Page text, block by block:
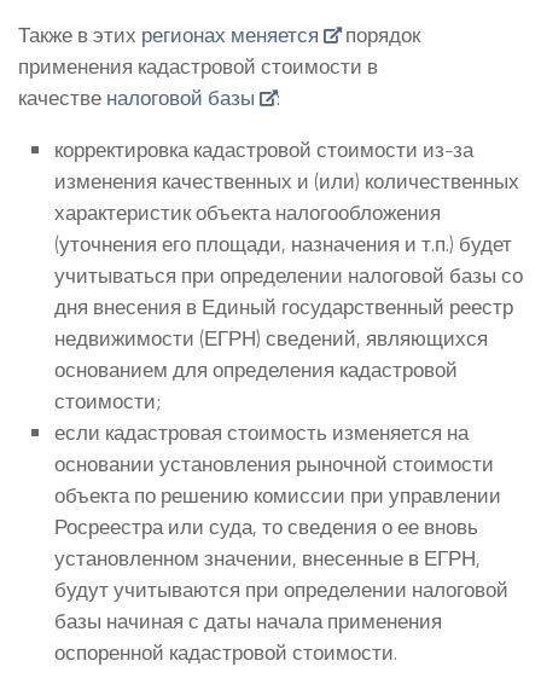
Также в этих регионах меняется
порядок
применения кадастровой стоимости в
качестве налоговой базы
:
корректировка кадастровой стоимости из-за
изменения качественных и (или) количественных
характеристик объекта налогообложения
(уточнения его площади, назначения и т.п.) будет
учитываться при определении налоговой базы со
дня внесения в Единый государственный реестр
недвижимости (ЕГРН) сведений, являющихся
основанием для определения кадастровой
стоимости;
если кадастровая стоимость изменяется на
основании установления рыночной стоимости
объекта по решению комиссии при управлении
Росреестра или суда, то сведения о ее вновь
установленном значении, внесенные в ЕГРН,
будут учитываются при определении налоговой
базы начиная с даты начала применения
оспоренной кадастровой стоимости.